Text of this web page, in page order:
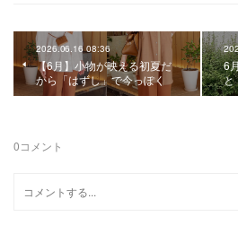
2026.06.16 08:36
【6月】小物が映える初夏だ
から「はずし」で今っぽく
6
と
0コメント